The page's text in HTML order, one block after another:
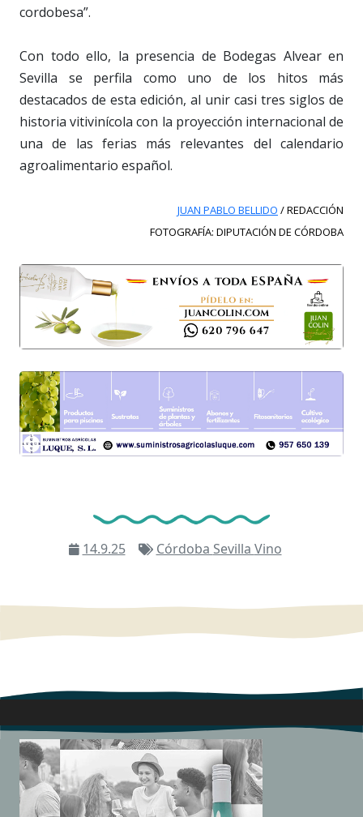
cordobesa”.
Con todo ello, la presencia de Bodegas Alvear en
Sevilla se perfila como uno de los hitos más
destacados de esta edición, al unir casi tres siglos de
historia vitivinícola con la proyección internacional de
una de las ferias más relevantes del calendario
agroalimentario español.
JUAN PABLO BELLIDO / REDACCIÓN
FOTOGRAFÍA: DIPUTACIÓN DE CÓRDOBA
14.9.25 Córdoba Sevilla Vino